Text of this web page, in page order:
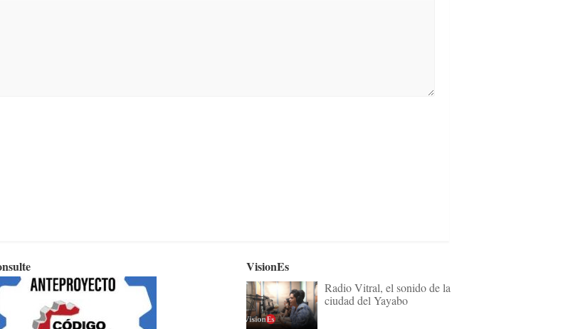
VisionEs
Radio Vitral, el sonido de la
ciudad del Yayabo